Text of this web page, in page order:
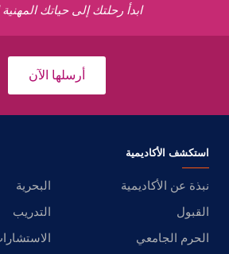
ابدأ رحلتك إلى حياتك
أرسلها الآن
استكشف الأكاديمية
نبذة عن الأكاديمية
البحرية
القبول
التدريب
الحرم الجامعي